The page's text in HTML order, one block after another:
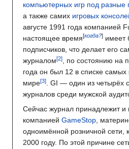
компьютерных игр под
а также самих игровых
августе 1991 года компанией
настоящее время[когда?] имеет
подписчиков, что делает его
журналом
, по состоянию на
года он был 12 в списке
мире
. GI — один из четырёх
журналов среди мужской
Сейчас журнал принадлежит и
компанией GameStop,
одноимённой розничной сети,
2000 году. По этой причине